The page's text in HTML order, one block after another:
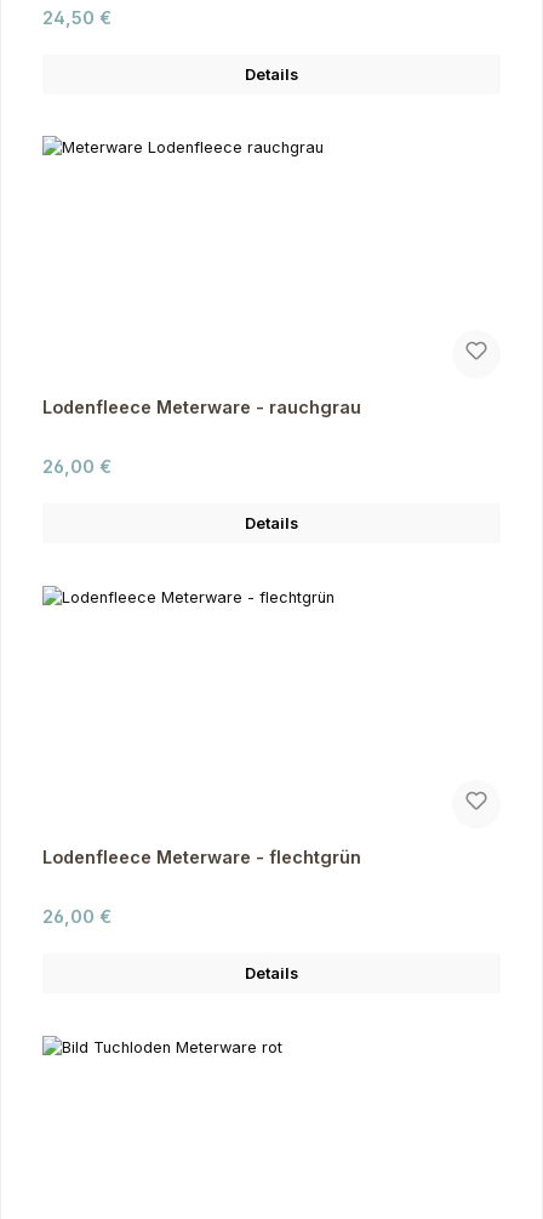
Regulärer Preis:
24,50 €
Details
Lodenfleece Meterware - rauchgrau
Regulärer Preis:
26,00 €
Details
Lodenfleece Meterware - flechtgrün
Regulärer Preis:
26,00 €
Details